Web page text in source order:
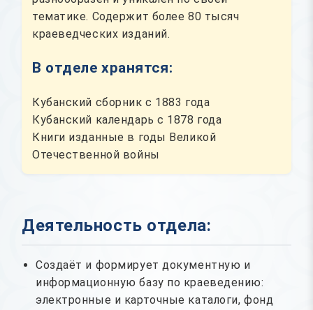
тематике. Содержит более 80 тысяч
краеведческих изданий.
В отделе хранятся:
Кубанский сборник с 1883 года
Кубанский календарь с 1878 года
Книги изданные в годы Великой
Отечественной войны
Деятельность отдела:
Создаёт и формирует документную и
информационную базу по краеведению:
электронные и карточные каталоги, фонд